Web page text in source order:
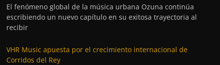
El fenómeno global de la música urbana Ozuna continúa
escribiendo un nuevo capítulo en su exitosa trayectoria al
recibir
VHR Music apuesta por el crecimiento internacional de
Corridos del Rey